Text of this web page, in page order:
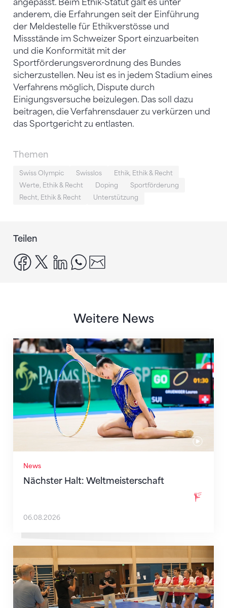
angepasst. Beim Ethik-Statut galt es unter
anderem, die Erfahrungen seit der Einführung
der Meldestelle für Ethikverstösse und
Missstände im Schweizer Sport einzuarbeiten
und die Konformität mit der
Sportförderungsverordnung des Bundes
sicherzustellen. Neu ist es in jedem Stadium eines
Verfahrens möglich, Dispute durch
Einigungsversuche beizulegen. Das soll dazu
beitragen, die Verfahrensdauer zu verkürzen und
das Sportgericht zu entlasten.
Themen
Swiss Olympic Swisslos
Ethik, Ethik & Recht
Werte, Ethik & Recht
Doping
Sportförderung
Recht, Ethik & Recht
Unterstützung
Teilen
facebook
x linkedinwhatsapp
Weitere News
News
Nächster Halt: Weltmeisterschaft
Nächster Halt: Weltmeisterschaft
06.08.2026
Mit klaren Zielen nach Zagreb